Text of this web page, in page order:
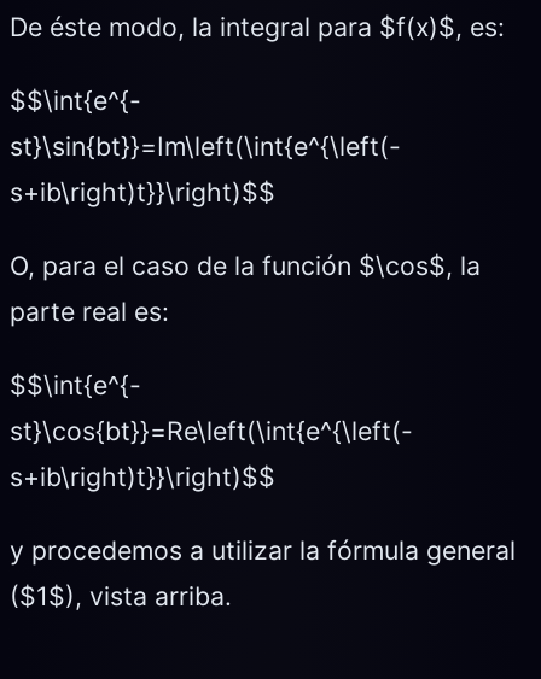
De éste modo, la integral para $f(x)$, es:
$$\int{e^{-
st}\sin{bt}}=Im\left(\int{e^{\left(-
s+ib\right)t}}\right)$$
O, para el caso de la función $\cos$, la
parte real es:
$$\int{e^{-
st}\cos{bt}}=Re\left(\int{e^{\left(-
s+ib\right)t}}\right)$$
y procedemos a utilizar la fórmula general
($1$), vista arriba.